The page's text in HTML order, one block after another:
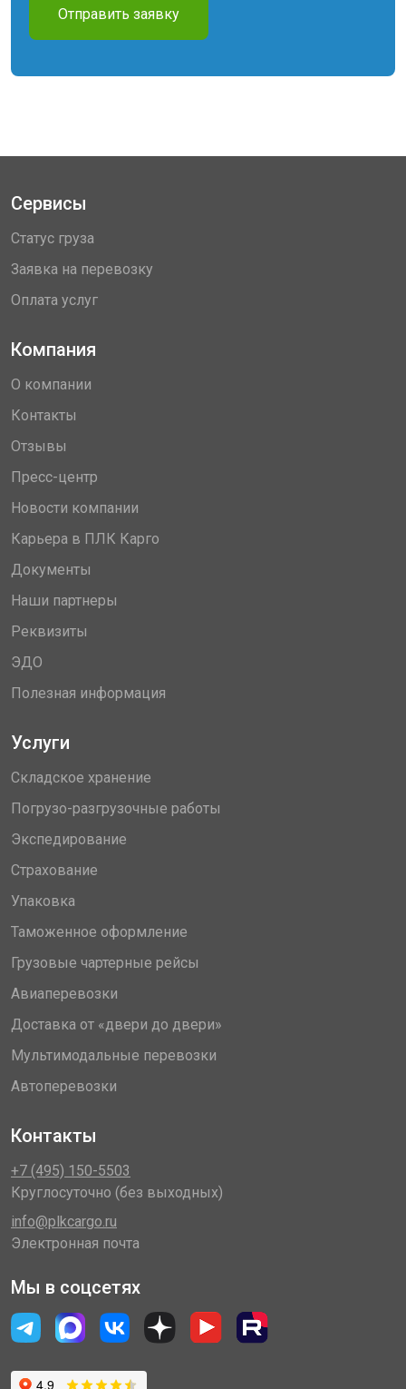
Отправить заявку
Сервисы
Статус груза
Заявка на перевозку
Оплата услуг
Компания
О компании
Контакты
Отзывы
Пресс-центр
Новости компании
Карьера в ПЛК Карго
Документы
Наши партнеры
Реквизиты
ЭДО
Полезная информация
Услуги
Складское хранение
Погрузо-разгрузочные работы
Экспедирование
Страхование
Упаковка
Таможенное оформление
Грузовые чартерные рейсы
Авиаперевозки
Доставка от «двери до двери»
Мультимодальные перевозки
Автоперевозки
Контакты
+7 (495) 150-5503
Круглосуточно (без выходных)
info@plkcargo.ru
Электронная почта
Мы в соцсетях